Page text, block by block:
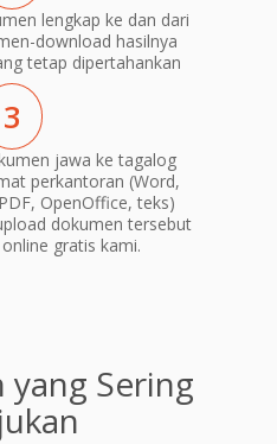
lengkap ke dan dari
download hasilnya
tetap dipertahankan
3
jawa ke tagalog
perkantoran (Word,
OpenOffice, teks)
dokumen tersebut
gratis kami.
yang Sering